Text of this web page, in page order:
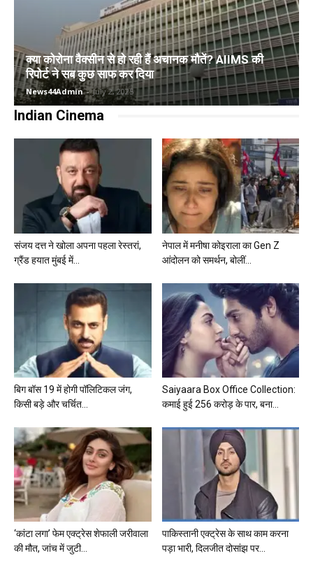
क्या कोरोना वैक्सीन से हो रही हैं अचानक मौतें? AIIMS की
रिपोर्ट ने सब कुछ साफ कर दिया
News44Admin - July 2, 2025
Indian Cinema
संजय दत्त ने खोला अपना पहला रेस्तरां,
ग्रैंड हयात मुंबई में...
नेपाल में मनीषा कोइराला का Gen Z
आंदोलन को समर्थन, बोलीं...
बिग बॉस 19 में होगी पॉलिटिकल जंग,
किसी बड़े और चर्चित...
Saiyaara Box Office Collection:
कमाई हुई 256 करोड़ के पार, बना...
‘कांटा लगा’ फेम एक्ट्रेस शेफाली जरीवाला
की मौत, जांच में जुटी...
पाकिस्तानी एक्ट्रेस के साथ काम करना
पड़ा भारी, दिलजीत दोसांझ पर...